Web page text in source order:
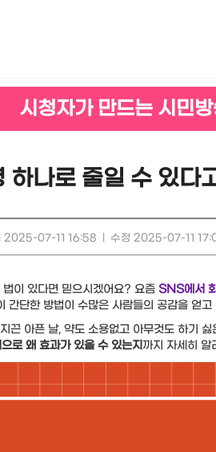
시청자가 만드는 시민
하나로 줄일 수 있다
2025-07-11 16:58 수정 2025-07-11
이 있다면 믿으시겠어요? 요즘 SNS에서
간단한 방법이 수많은 사람들의 공감을 얻고
끈 아픈 날, 약도 소용없고 아무것도 하기
로 왜 효과가 있을 수 있는지 까지 자세히 알